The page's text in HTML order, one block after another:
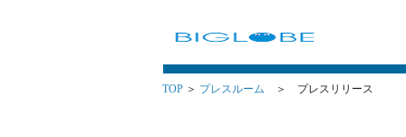
TOP ＞ プレスルーム ＞ プレスリリース